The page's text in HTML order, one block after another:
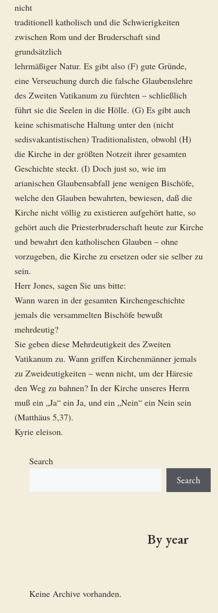
nicht
traditionell katholisch und die Schwierigkeiten
zwischen Rom und der Bruderschaft sind
grundsätzlich
lehrmäßiger Natur. Es gibt also (F) gute Gründe,
eine Verseuchung durch die falsche Glaubenslehre
des Zweiten Vatikanum zu fürchten – schließlich
führt sie die Seelen in die Hölle. (G) Es gibt auch
keine schismatische Haltung unter den (nicht
sedisvakantistischen) Traditionalisten, obwohl (H)
die Kirche in der größten Notzeit ihrer gesamten
Geschichte steckt. (I) Doch just so, wie im
arianischen Glaubensabfall jene wenigen Bischöfe,
welche den Glauben bewahrten, bewiesen, daß die
Kirche nicht völlig zu existieren aufgehört hatte, so
gehört auch die Priesterbruderschaft heute zur Kirche
und bewahrt den katholischen Glauben – ohne
vorzugeben, die Kirche zu ersetzen oder sie selber zu
sein.
Herr Jones, sagen Sie uns bitte:
Wann waren in der gesamten Kirchengeschichte
jemals die versammelten Bischöfe bewußt
mehrdeutig?
Sie geben diese Mehrdeutigkeit des Zweiten
Vatikanum zu. Wann griffen Kirchenmänner jemals
zu Zweideutigkeiten – wenn nicht, um der Häresie
den Weg zu bahnen? In der Kirche unseres Herrn
muß ein „Ja“ ein Ja, und ein „Nein“ ein Nein sein
(Matthäus 5,37).
Kyrie eleison.
Search
Search
By year
Keine Archive vorhanden.